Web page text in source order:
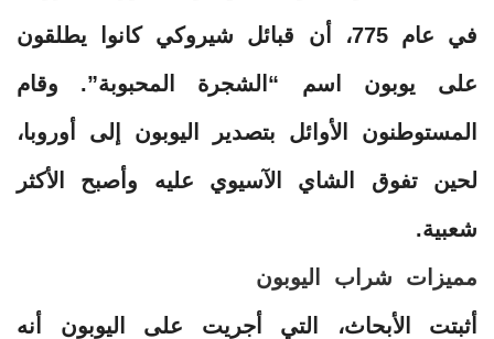
في عام 775، أن قبائل شيروكي كانوا يطلقون
على يوبون اسم “الشجرة المحبوبة”. وقام
المستوطنون الأوائل بتصدير اليوبون إلى أوروبا،
لحين تفوق الشاي الآسيوي عليه وأصبح الأكثر
شعبية.
مميزات شراب اليوبون
أثبتت الأبحاث، التي أجريت على اليوبون أنه